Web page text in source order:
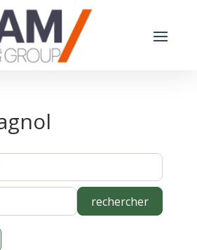
rechercher